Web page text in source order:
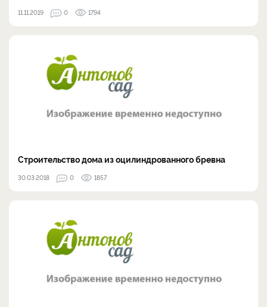
11.11.2019 0 1794
Строительство дома из оцилиндрованного бревна
30.03.2018 0 1857